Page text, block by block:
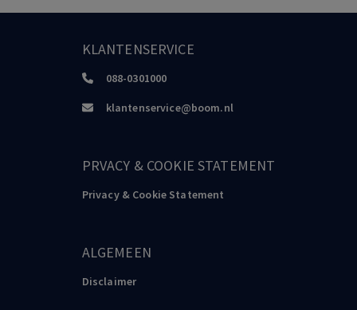
KLANTENSERVICE
088-0301000
klantenservice@boom.nl
PRVACY & COOKIE STATEMENT
Privacy & Cookie Statement
ALGEMEEN
Disclaimer